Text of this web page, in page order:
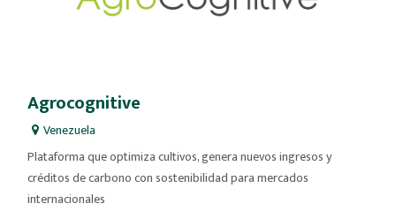
Agrocognitive
Venezuela
Plataforma que optimiza cultivos, genera nuevos ingresos y
créditos de carbono con sostenibilidad para mercados
internacionales